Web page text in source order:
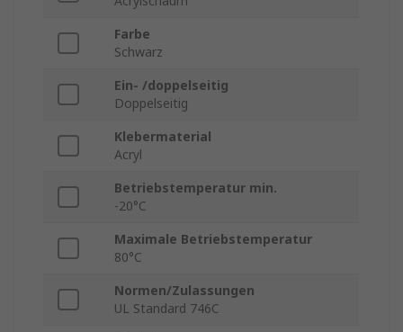
Farbe
Schwarz
Ein- /doppelseitig
Doppelseitig
Klebermaterial
Acryl
Betriebstemperatur min.
-20°C
Maximale Betriebstemperatur
80°C
Normen/Zulassungen
UL Standard 746C